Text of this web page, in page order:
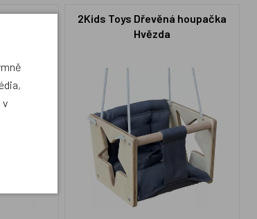
2Kids Toys Dřevěná houpačka
Hvězda
v